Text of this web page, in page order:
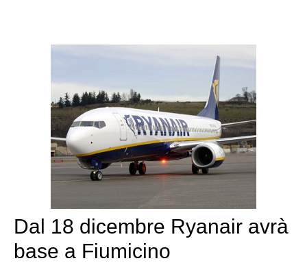
Dal 18 dicembre Ryanair avrà
base a Fiumicino